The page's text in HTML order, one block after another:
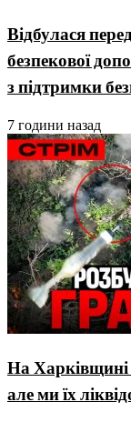
Відбулася
безпекової
з підтримки
7 години назад
На Харківщині
але ми їх